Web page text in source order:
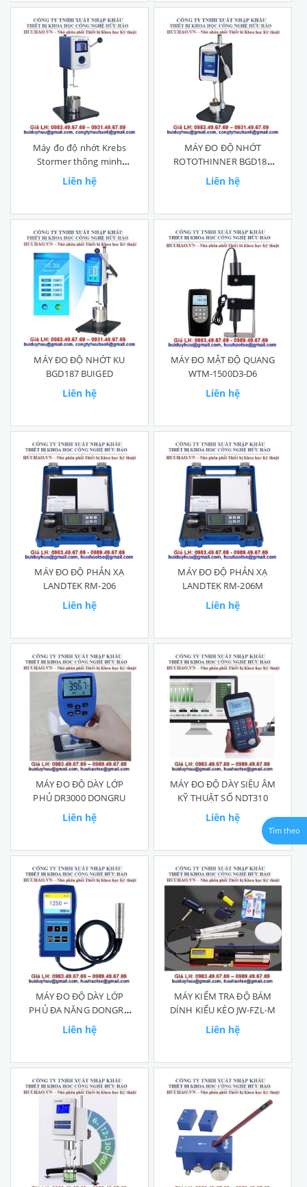
Máy đo độ nhớt Krebs
Stormer thông minh
BGD186
Liên hệ
MÁY ĐO ĐỘ NHỚT
ROTOTHINNER BGD180
BIUGED
Liên hệ
MÁY ĐO ĐỘ NHỚT KU
BGD187 BUIGED
Liên hệ
MÁY ĐO MẬT ĐỘ QUANG
WTM-1500D3-D6
Liên hệ
MÁY ĐO ĐỘ PHẢN XẠ
LANDTEK RM-206
Liên hệ
MÁY ĐO ĐỘ PHẢN XẠ
LANDTEK RM-206M
Liên hệ
MÁY ĐO ĐỘ DÀY LỚP
PHỦ DR3000 DONGRU
Liên hệ
MÁY ĐO ĐỘ DÀY SIÊU ÂM
KỸ THUẬT SỐ NDT310
Liên hệ
MÁY ĐO ĐỘ DÀY LỚP
PHỦ ĐA NĂNG DONGRU
DR280
Liên hệ
MÁY KIỂM TRA ĐỘ BÁM
DÍNH KIỂU KÉO JW-FZL-M
Liên hệ
Tìm theo